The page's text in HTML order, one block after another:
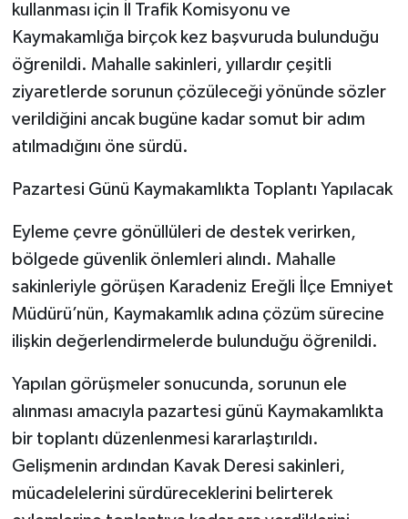
kullanması için İl Trafik Komisyonu ve
Kaymakamlığa birçok kez başvuruda bulunduğu
öğrenildi. Mahalle sakinleri, yıllardır çeşitli
ziyaretlerde sorunun çözüleceği yönünde sözler
verildiğini ancak bugüne kadar somut bir adım
atılmadığını öne sürdü.
Pazartesi Günü Kaymakamlıkta Toplantı Yapılacak
Eyleme çevre gönüllüleri de destek verirken,
bölgede güvenlik önlemleri alındı. Mahalle
sakinleriyle görüşen Karadeniz Ereğli İlçe Emniyet
Müdürü’nün, Kaymakamlık adına çözüm sürecine
ilişkin değerlendirmelerde bulunduğu öğrenildi.
Yapılan görüşmeler sonucunda, sorunun ele
alınması amacıyla pazartesi günü Kaymakamlıkta
bir toplantı düzenlenmesi kararlaştırıldı.
Gelişmenin ardından Kavak Deresi sakinleri,
mücadelelerini sürdüreceklerini belirterek